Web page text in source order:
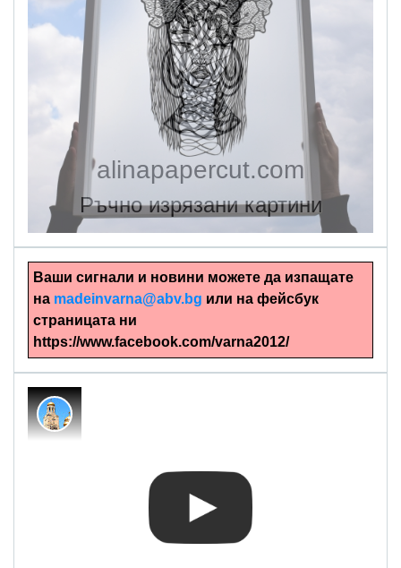
alinapapercut.com
Ръчно изрязани картини
Ваши сигнали и новини можете да изпащате
на madeinvarna@abv.bg или на фейсбук
страницата ни
https://www.facebook.com/varna2012/